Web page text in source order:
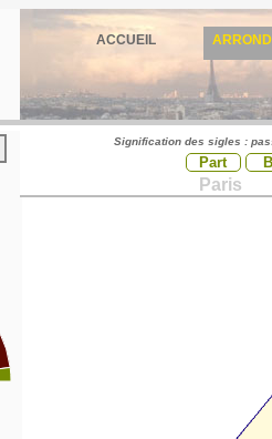
ACCUEIL
Signification des sigles :
Part
Paris